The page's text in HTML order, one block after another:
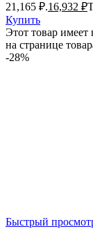
21,165 ₽.16,932 ₽
Купить
Этот товар
на странице
-28%
Быстрый